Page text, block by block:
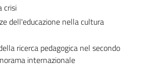
crisi
dell'educazione nella cultura
ricerca pedagogica nel secondo
internazionale